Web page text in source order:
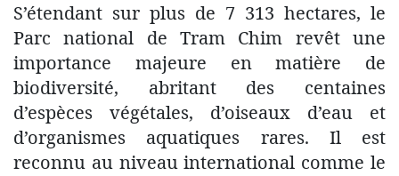
S’étendant sur plus de 7 313 hectares, le
Parc national de Tram Chim revêt une
importance majeure en matière de
biodiversité, abritant des centaines
d’espèces végétales, d’oiseaux d’eau et
d’organismes aquatiques rares. Il est
reconnu au niveau international comme le